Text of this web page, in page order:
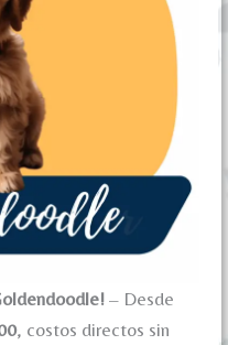
– Desde
, costos directos sin